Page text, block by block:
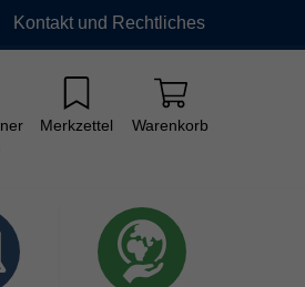
Kontakt und Rechtliches
Merkzettel Warenkorb